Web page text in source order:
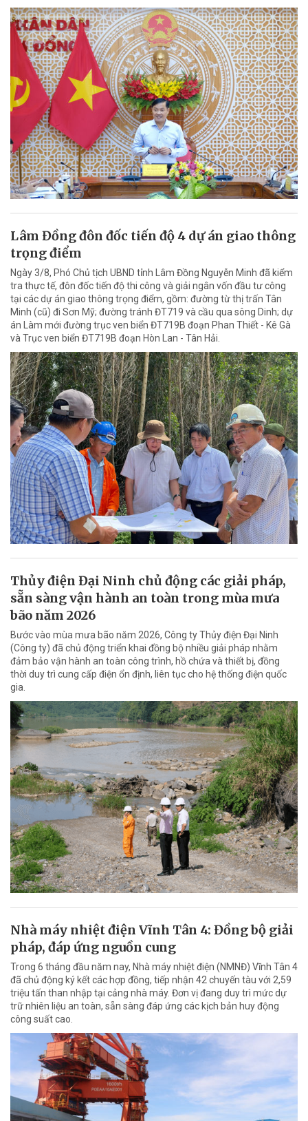
Lâm Đồng đôn đốc tiến độ 4 dự án giao thông
trọng điểm
Ngày 3/8, Phó Chủ tịch UBND tỉnh Lâm Đồng Nguyễn Minh đã kiểm
tra thực tế, đôn đốc tiến độ thi công và giải ngân vốn đầu tư công
tại các dự án giao thông trọng điểm, gồm: đường từ thị trấn Tân
Minh (cũ) đi Sơn Mỹ; đường tránh ĐT719 và cầu qua sông Dinh; dự
án Làm mới đường trục ven biển ĐT719B đoạn Phan Thiết - Kê Gà
và Trục ven biển ĐT719B đoạn Hòn Lan - Tân Hải.
Thủy điện Đại Ninh chủ động các giải pháp,
sẵn sàng vận hành an toàn trong mùa mưa
bão năm 2026
Bước vào mùa mưa bão năm 2026, Công ty Thủy điện Đại Ninh
(Công ty) đã chủ động triển khai đồng bộ nhiều giải pháp nhằm
đảm bảo vận hành an toàn công trình, hồ chứa và thiết bị, đồng
thời duy trì cung cấp điện ổn định, liên tục cho hệ thống điện quốc
gia.
Nhà máy nhiệt điện Vĩnh Tân 4: Đồng bộ giải
pháp, đáp ứng nguồn cung
Trong 6 tháng đầu năm nay, Nhà máy nhiệt điện (NMNĐ) Vĩnh Tân 4
đã chủ động ký kết các hợp đồng, tiếp nhận 42 chuyến tàu với 2,59
triệu tấn than nhập tại cảng nhà máy. Đơn vị đang duy trì mức dự
trữ nhiên liệu an toàn, sẵn sàng đáp ứng các kịch bản huy động
công suất cao.